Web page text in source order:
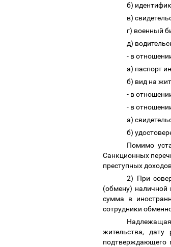
б)
в)
г) военный
д)
- в
а) паспорт
б) вид на
- в
- в
а)
б)
Помимо
Санкционных
преступных
2) При
(обмену)
сумма в
сотрудники
Надлежащая
жительства, дату
подтверждающего